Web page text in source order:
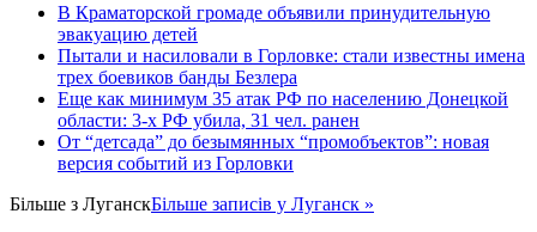
В Краматорской громаде объявили принудительную
эвакуацию детей
Пытали и насиловали в Горловке: стали известны имена
трех боевиков банды Безлера
Еще как минимум 35 атак РФ по населению Донецкой
области: 3-х РФ убила, 31 чел. ранен
От “детсада” до безымянных “промобъектов”: новая
версия событий из Горловки
Більше з ЛуганскБільше записів у Луганск »